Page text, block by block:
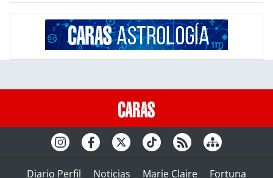
Diario Perfil Noticias Marie Claire
Fortuna